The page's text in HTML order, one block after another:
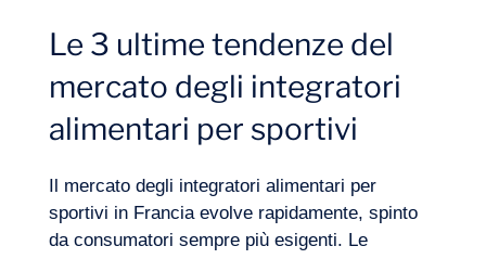
Diario di bordo
Le 3 ultime tendenze del
mercato degli integratori
alimentari per sportivi
Il mercato degli integratori alimentari per
sportivi in Francia evolve rapidamente, spinto
da consumatori sempre più esigenti. Le